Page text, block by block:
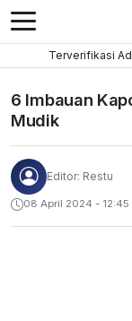
Terverifikasi
6 Imbauan
Mudik
Editor: Restu
08 April 2024 - 12:45